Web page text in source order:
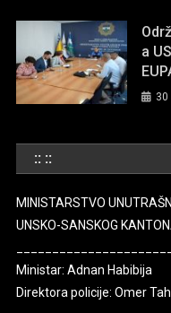
a
30
:: ::
MINISTARSTVO
UNSKO-SANSKOG
Ministar: Adnan Habibija
Direktora policije: Omer